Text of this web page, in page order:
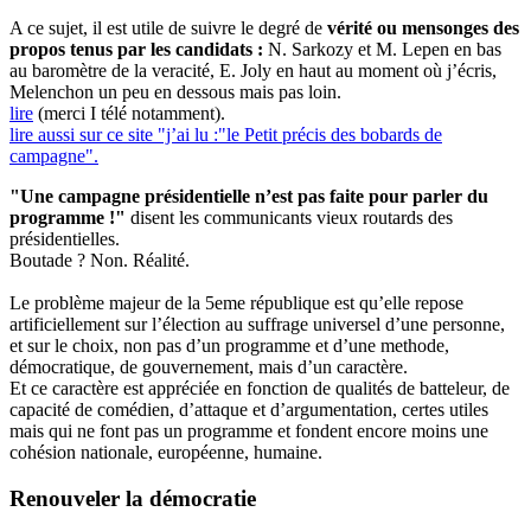
A ce sujet, il est utile de suivre le degré de vérité ou mensonges des
propos tenus par les candidats : N. Sarkozy et M. Lepen en bas
au baromètre de la veracité, E. Joly en haut au moment où j’écris,
Melenchon un peu en dessous mais pas loin.
lire (merci I télé notamment).
lire aussi sur ce site "j’ai lu :"le Petit précis des bobards de
campagne".
"Une campagne présidentielle n’est pas faite pour parler du
programme !" disent les communicants vieux routards des
présidentielles.
Boutade ? Non. Réalité.
Le problème majeur de la 5eme république est qu’elle repose
artificiellement sur l’élection au suffrage universel d’une personne,
et sur le choix, non pas d’un programme et d’une methode,
démocratique, de gouvernement, mais d’un caractère.
Et ce caractère est appréciée en fonction de qualités de batteleur, de
capacité de comédien, d’attaque et d’argumentation, certes utiles
mais qui ne font pas un programme et fondent encore moins une
cohésion nationale, européenne, humaine.
Renouveler la démocratie